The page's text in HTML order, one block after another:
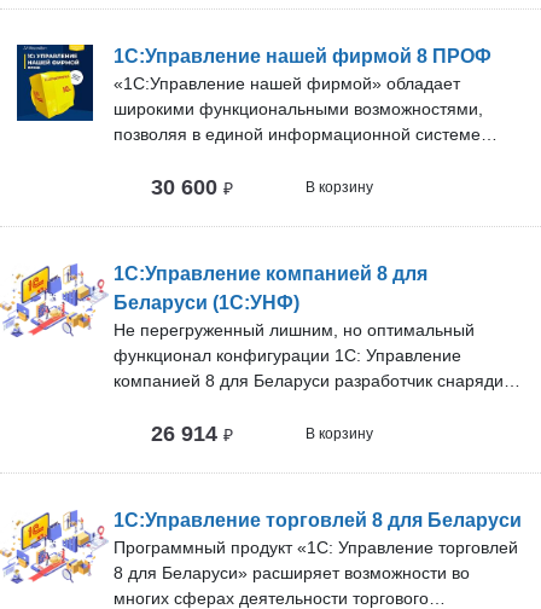
счетов бухгалтерского учета.
1С:Управление нашей фирмой 8 ПРОФ
«1С:Управление нашей фирмой» обладает
широкими функциональными возможностями,
позволяя в единой информационной системе
операции, расчеты с контрагентами, персоналом,
розничные продажи и подключение торгового
оборудования, учет заказов-нарядов,
выполненных работ и оказанных услуг, учет
имущества, учет доходов, расходов, прибыли и
убытков, капитала. Индивидуальные
предприниматели на УСН и ЕНВД могут готовить и
30 600 ₽ В корзину
1С:Управление компанией 8 для
Беларуси (1С:УНФ)
Не перегруженный лишним, но оптимальный
функционал конфигурации 1С: Управление
компанией 8 для Беларуси разработчик снарядил
контроля, анализа и планирования.
26 914 ₽ В корзину
1С:Управление торговлей 8 для Беларуси
Программный продукт «1С: Управление торговлей
8 для Беларуси» расширяет возможности во
многих сферах деятельности торгового